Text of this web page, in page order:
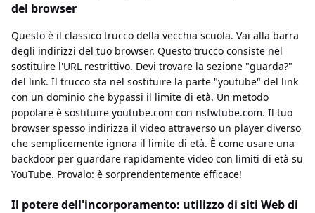
del browser
Questo è il classico trucco della vecchia scuola. Vai alla barra
degli indirizzi del tuo browser. Questo trucco consiste nel
sostituire l'URL restrittivo. Devi trovare la sezione "guarda?"
del link. Il trucco sta nel sostituire la parte "youtube" del link
con un dominio che bypassi il limite di età. Un metodo
popolare è sostituire youtube.com con nsfwtube.com. Il tuo
browser spesso indirizza il video attraverso un player diverso
che semplicemente ignora il limite di età. È come usare una
backdoor per guardare rapidamente video con limiti di età su
YouTube. Provalo: è sorprendentemente efficace!
Il potere dell'incorporamento: utilizzo di siti Web di